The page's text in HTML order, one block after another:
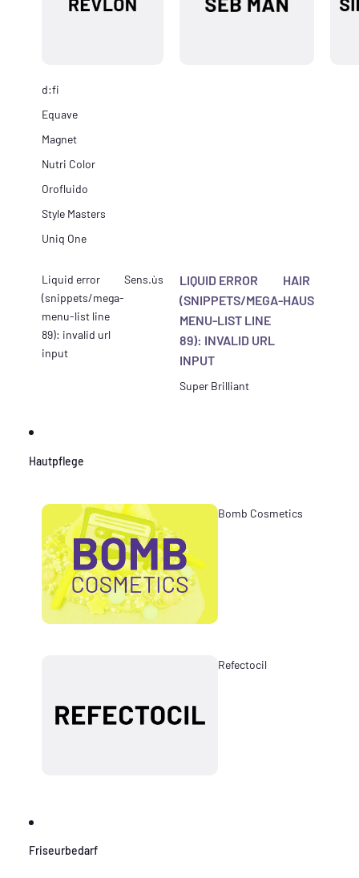
d:fi
Equave
Magnet
Nutri Color
Orofluido
Style Masters
Uniq One
Liquid error
(snippets/mega-
menu-list line
89): invalid url
input
Sens.ùs
LIQUID ERROR
(SNIPPETS/MEGA-
MENU-LIST LINE
89): INVALID URL
INPUT
HAIR
HAUS
Super Brilliant
Hautpflege
Bomb Cosmetics
Refectocil
Friseurbedarf